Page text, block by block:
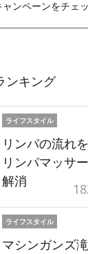
ャンペーンをチェ
ンキング
ライフスタイル
リンパの流れ
リンパマッサ
解消
ライフスタイル
マシンガンズ